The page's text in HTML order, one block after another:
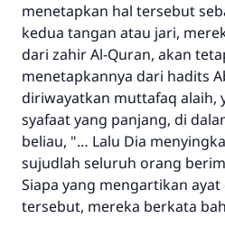
menetapkan hal tersebut
kedua tangan atau jari,
dari zahir Al-Quran, akan
menetapkannya dari hadits
diriwayatkan muttafaq alaih,
syafaat yang panjang, di
beliau, "… Lalu Dia
sujudlah seluruh orang
Siapa yang mengartikan
tersebut, mereka berkata